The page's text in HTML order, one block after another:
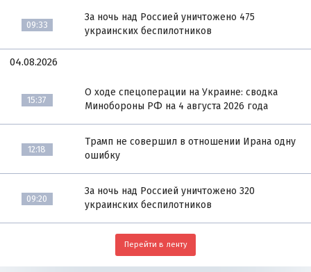
09:33
За ночь над Россией уничтожено 475
украинских беспилотников
04.08.2026
15:37
О ходе спецоперации на Украине: сводка
Минобороны РФ на 4 августа 2026 года
12:18
Трамп не совершил в отношении Ирана одну
ошибку
09:20
За ночь над Россией уничтожено 320
украинских беспилотников
Перейти в ленту